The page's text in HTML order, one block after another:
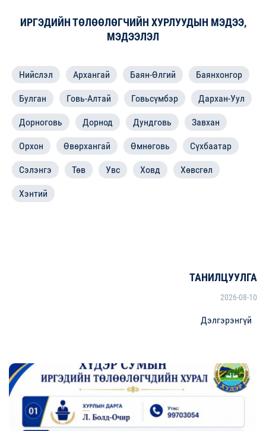
ИРГЭДИЙН ТӨЛӨӨЛӨГЧИЙН ХУРЛУУДЫН МЭДЭЭ,
МЭДЭЭЛЭЛ
Нийслэл Архангай Баян-Өлгий Баянхонгор
Булган Говь-Алтай Говьсүмбэр Дархан-Уул
Дорноговь Дорнод Дундговь Завхан
Орхон Өвөрхангай Өмнөговь Сүхбаатар
Сэлэнгэ Төв Увс Ховд Хөвсгөл
Хэнтий
ТАНИЛЦУУЛГА
2026-08-10
Дэлгэрэнгүй